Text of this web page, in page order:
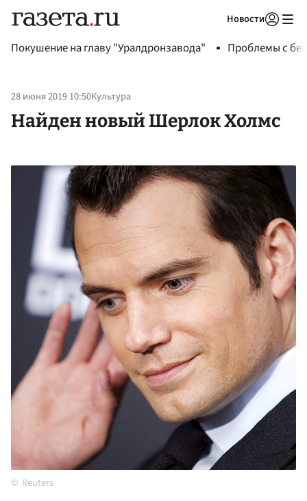
Новости
Покушение на главу "Уралдронзавода" Проблемы с
28 июня 2019 10:50Культура
Найден новый Шерлок Холмс
Reuters